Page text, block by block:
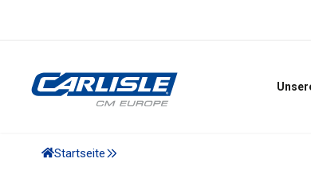
Startseite